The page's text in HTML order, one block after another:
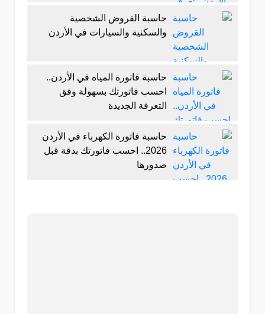
حاسبة القروض الشخصية
والسكنية والسيارات في الأردن
حاسبة فاتورة المياه في الأردن..
احسب فاتورتك بسهولة وفق
التعرفة الجديدة
حاسبة فاتورة الكهرباء في الأردن
2026.. احسب فاتورتك بدقة قبل
صدورها